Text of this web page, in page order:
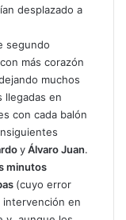
desplazado a
segundo
más corazón
muchos
llegadas en
con cada balón
yÁlvaro Juan.
minutos
(cuyo error
intervención en